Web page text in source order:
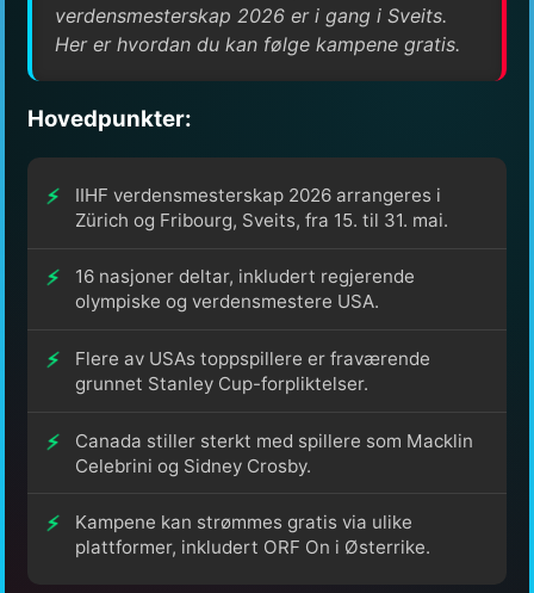
verdensmesterskap 2026 er i gang i Sveits.
Her er hvordan du kan følge kampene gratis.
Hovedpunkter:
IIHF verdensmesterskap 2026 arrangeres i
Zürich og Fribourg, Sveits, fra 15. til 31. mai.
16 nasjoner deltar, inkludert regjerende
olympiske og verdensmestere USA.
Flere av USAs toppspillere er fraværende
grunnet Stanley Cup-forpliktelser.
Canada stiller sterkt med spillere som Macklin
Celebrini og Sidney Crosby.
Kampene kan strømmes gratis via ulike
plattformer, inkludert ORF On i Østerrike.